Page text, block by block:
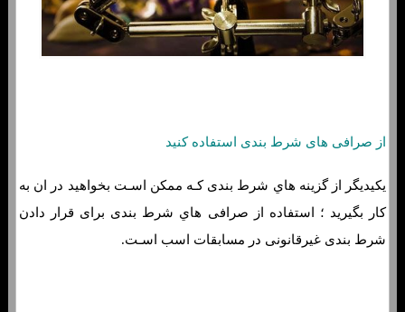
از صرافی های شرط بندی استفاده کنید
یکیدیگر از گزینه هاي‌ شرط بندی کـه ممکن اسـت بخواهید در ان به
کار بگیرید ؛ استفاده از صرافی هاي‌ شرط بندی برای قرار دادن
شرط بندی غیرقانونی در مسابقات اسب اسـت.